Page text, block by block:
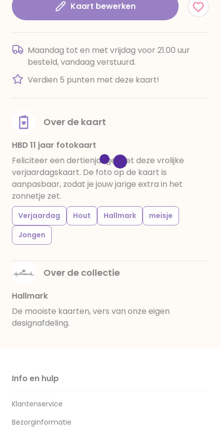
Kaart bewerken
Maandag tot en met vrijdag voor 21.00 uur
besteld, vandaag verstuurd.
Verdien 5 punten met deze kaart!
Over de kaart
HBD 11 jaar fotokaart
Feliciteer een dertienjarige met deze vrolijke
verjaardagskaart. De foto op de kaart is
aanpasbaar, zodat je jouw jarige extra in het
zonnetje zet.
Verjaardag Hout Hallmark
meisje
Jongen
Over de collectie
Hallmark
De mooiste kaarten, vers van onze eigen
designafdeling.
Info en hulp
Klantenservice
Bezorginformatie